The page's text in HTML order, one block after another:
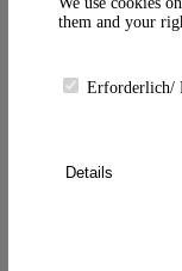
Suche schließen
them and your
Erforderlich/
Details